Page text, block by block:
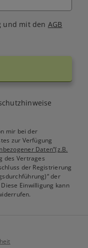
und mit den AGB
mir bei der
zur Verfügung
Daten“(z.B.
des Vertrages
der Registrierung
der
Einwilligung kann